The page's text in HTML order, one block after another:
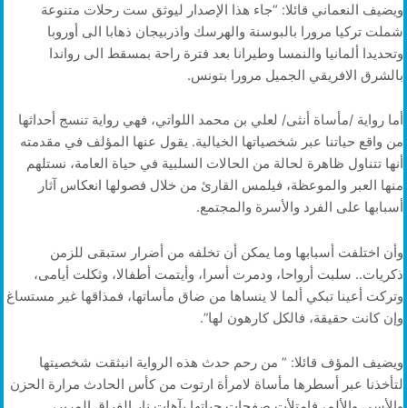
ويضيف النعماني قائلا: “جاء هذا الإصدار ليوثق ست رحلات متنوعة
شملت تركيا مرورا بالبوسنة والهرسك واذربيجان ذهابا الى أوروبا
وتحديدا ألمانيا والنمسا وطيرانا بعد فترة راحة بمسقط الى رواندا
بالشرق الافريقي الجميل مرورا بتونس.
أما رواية /مأساة أنثى/ لعلي بن محمد اللواتي، فهي رواية تنسج أحداثها
من واقع حياتنا عبر شخصياتها الخيالية. يقول عنها المؤلف في مقدمته
أنها تتناول ظاهرة لحالة من الحالات السلبية في حياة العامة، نستلهم
منها العبر والموعظة، فيلمس القارئ من خلال فصولها انعكاس آثار
أسبابها على الفرد والأسرة والمجتمع.
وأن اختلفت أسبابها وما يمكن أن تخلفه من أضرار ستبقى للزمن
ذكريات.. سلبت أرواحا، ودمرت أسرا، وأيتمت أطفالا، وثكلت أيامى،
وتركت أعينا تبكي ألما لا ينساها من ضاق مأساتها، فمذاقها غير مستساغ
وإن كانت حقيقة، فالكل كارهون لها”.
ويضيف المؤف قائلا: ” من رحم حدث هذه الرواية انبثقت شخصيتها
لتأخذنا عبر أسطرها مأساة لامرأة ارتوت من كأس الحادث مرارة الحزن